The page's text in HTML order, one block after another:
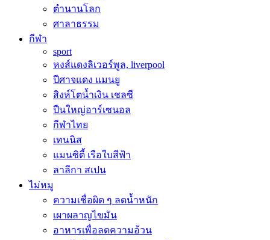
ตำนานโลก
ศาลาธรรม
กีฬา
sport
หงส์แดงลิเวอร์พูล, liverpool
ปีศาจแดง แมนยู
สิงห์โตน้ำเงิน เชลซี
ปืนใหญ่อาร์เซนอล
กีฬาไทย
เทนนิส
แมนซิตี้ เรือใบสีฟ้า
ลาลีกา สเปน
ไม่หมู
ความเชื่อผิด ๆ ลดน้ำหนัก
เผาผลาญไขมัน
อาหารเพื่อลดความอ้วน